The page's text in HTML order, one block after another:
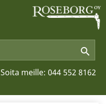

Soita meille: 044 552 8162